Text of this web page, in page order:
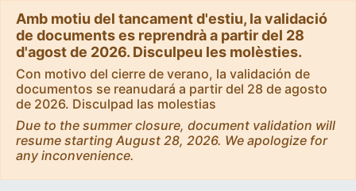
Amb motiu del tancament d'estiu, la validació
de documents es reprendrà a partir del 28
d'agost de 2026. Disculpeu les molèsties.
Con motivo del cierre de verano, la validación de
documentos se reanudará a partir del 28 de agosto
de 2026. Disculpad las molestias
Due to the summer closure, document validation will
resume starting August 28, 2026. We apologize for
any inconvenience.